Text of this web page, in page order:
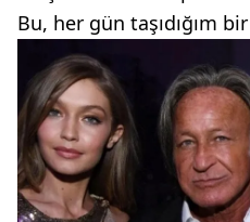
Bu, her gün taşıdığım